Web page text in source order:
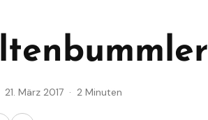
21. März 2017 · 2 Minuten